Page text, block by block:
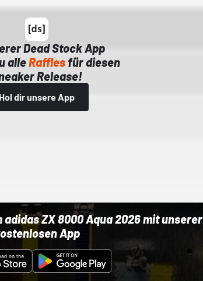
Dead Stock App
alleRaffles für diesen
Release!
Hol dir unsere App
ZX 8000 Aqua 2026 mit unserer
App